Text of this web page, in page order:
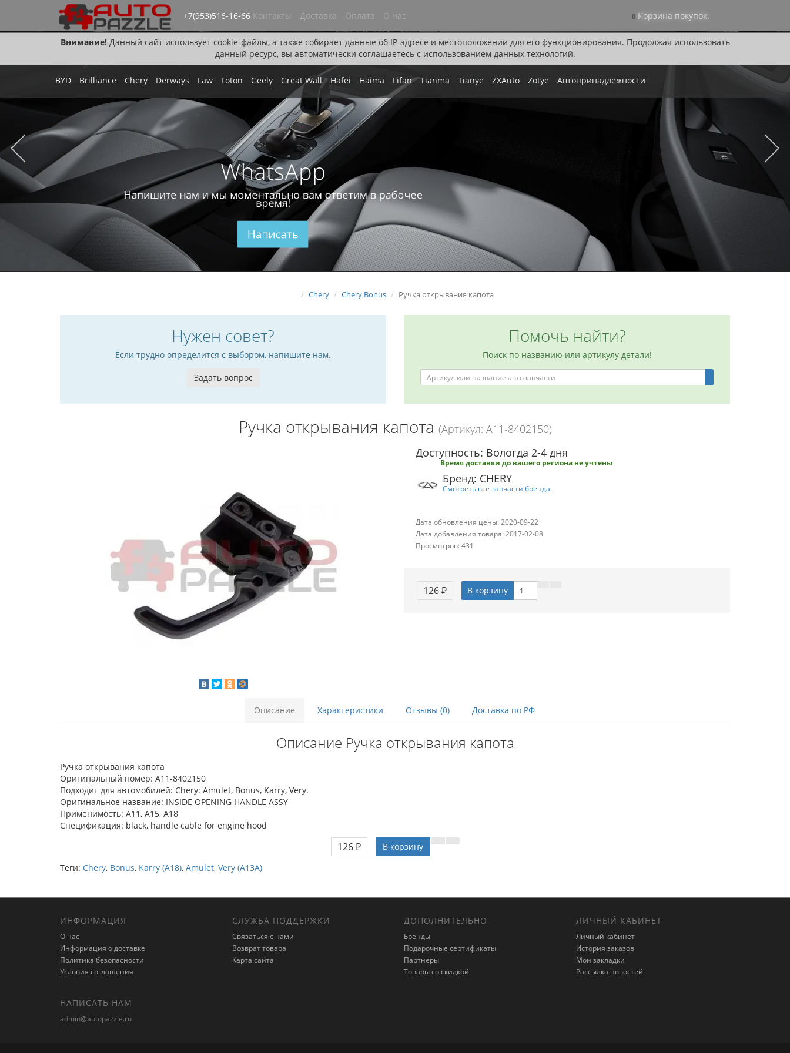
Внимание!Данный сайт использует cookie-файлы, а также собирает данные об IP-адресе и местоположении для его функционирования. Продолжая использовать
данный ресурс, вы автоматически соглашаетесь с использованием данных технологий.
+7(953)516-16-66 Контакты Доставка Оплата О нас 0 Корзина покупок.
BYD Brilliance Chery Derways Faw Foton Geely Great Wall Hafei Haima Lifan Tianma Tianye ZXAuto Zotye Автопринадлежности
WhatsApp
Напишите нам и мы моментально вам ответим в рабочее
время!
Написать
Chery Chery Bonus Ручка открывания капота
Нужен совет?
Если трудно определится с выбором, напишите нам.
Задать вопрос
Помочь найти?
Поиск по названию или артикулу детали!
Ручка открывания капота (Артикул: A11-8402150)
Доступность: Вологда 2-4 дня
Время доставки до вашего региона не учтены
Бренд: CHERY
Смотреть все запчасти бренда.
Дата обновления цены: 2020-09-22
Дата добавления товара: 2017-02-08
Просмотров: 431
126 ₽ В корзину
Описание Характеристики Отзывы (0) Доставка по РФ
Описание Ручка открывания капота
Ручка открывания капота
Оригинальный номер: A11-8402150
Подходит для автомобилей: Chery: Amulet, Bonus, Karry, Very.
Оригинальное название: INSIDE OPENING HANDLE ASSY
Применимость: A11, A15, A18
Спецификация: black, handle cable for engine hood
126 ₽
В корзину
Теги: Chery, Bonus, Karry (A18), Amulet, Very (A13A)
ИНФОРМАЦИЯ
О нас
Информация о доставке
Политика безопасности
Условия соглашения
СЛУЖБА ПОДДЕРЖКИ
Связаться с нами
Возврат товара
Карта сайта
ДОПОЛНИТЕЛЬНО
Бренды
Подарочные сертификаты
Партнёры
Товары со скидкой
ЛИЧНЫЙ КАБИНЕТ
Личный кабинет
История заказов
Мои закладки
Рассылка новостей
НАПИСАТЬ НАМ
admin@autopazzle.ru